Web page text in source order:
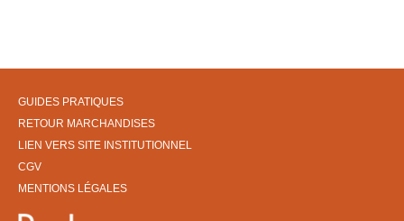
GUIDES PRATIQUES
RETOUR MARCHANDISES
LIEN VERS SITE INSTITUTIONNEL
CGV
MENTIONS LÉGALES